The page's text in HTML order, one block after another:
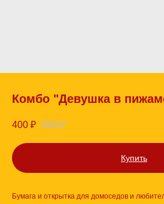
Комбо "Девушка в
400 ₽ 500 ₽
Купить
Бумага и открытка для домоседов и